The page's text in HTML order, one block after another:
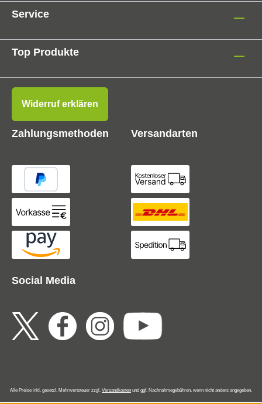
Service
Top Produkte
Social Media
Widerruf erklären
Zahlungsmethoden Versandarten
Alle Preise inkl. gesetzl. Mehrwertsteuer zzgl. Versandkosten und ggf. Nachnahmegebühren, wenn nicht anders angegeben.